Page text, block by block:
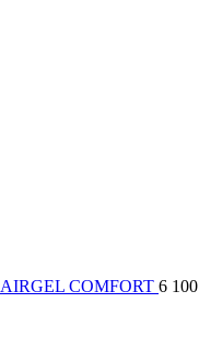
AIRGEL COMFORT 6 100